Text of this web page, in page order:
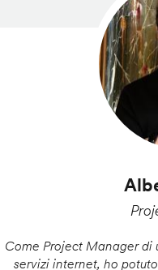
Come Project Manager di
servizi internet, ho